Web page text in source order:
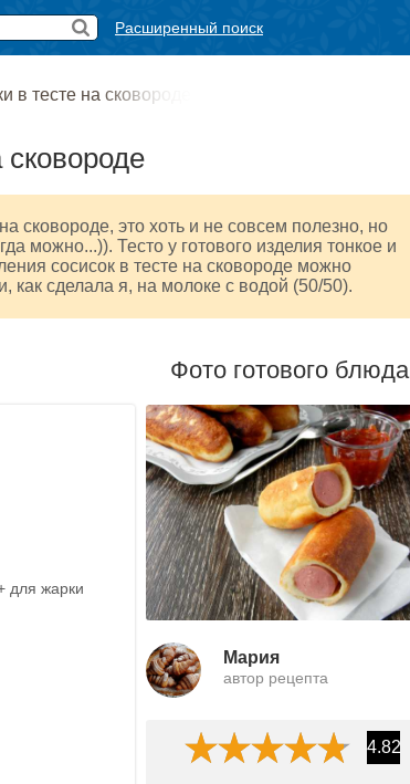
Расширенный поиск
в тесте на сковороде
сковороде, это хоть и не совсем полезно, но
можно...)). Тесто у готового изделия тонкое и
сосисок в тесте на сковороде можно
как сделала я, на молоке с водой (50/50).
для жарки
Фото готового блюда
Мария
автор рецепта
4.82